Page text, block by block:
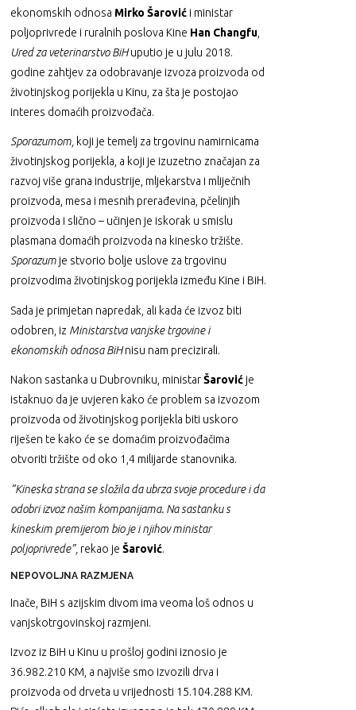
ekonomskih odnosa Mirko Šarović i ministar
poljoprivrede i ruralnih poslova Kine Han Changfu
Ured za veterinarstvo BiHuputio je u julu 2018.
godine zahtjev za odobravanje izvoza proizvoda od
životinjskog porijekla u Kinu, za šta je postojao
interes domaćih proizvođača.
Sporazumom, koji je temelj za trgovinu namirnicama
životinjskog porijekla, a koji je izuzetno značajan za
razvoj više grana industrije, mljekarstva i mliječnih
proizvoda, mesa i mesnih prerađevina, pčelinjih
proizvoda i slično – učinjen je iskorak u smislu
plasmana domaćih proizvoda na kinesko tržište.
Sporazum je stvorio bolje uslove za trgovinu
proizvodima životinjskog porijekla između Kine i BiH.
Sada je primjetan napredak, ali kada će izvoz biti
odobren, iz Ministarstva vanjske trgovine i
ekonomskih odnosa BiHnisu nam precizirali.
Nakon sastanka u Dubrovniku, ministarŠarović je
istaknuo da je uvjeren kako će problem sa izvozom
proizvoda od životinjskog porijekla biti uskoro
riješen te kako će se domaćim proizvođačima
otvoriti tržište od oko 1,4 milijarde stanovnika.
“Kineska strana se složila da ubrza svoje procedure i da
odobri izvoz našim kompanijama. Na sastanku s
kineskim premijerom bio je i njihov ministar
poljoprivrede”, rekao jeŠarović.
NEPOVOLJNA RAZMJENA
Inače, BiH s azijskim divom ima veoma loš odnos u
vanjskotrgovinskoj razmjeni.
Izvoz iz BiH u Kinu u prošloj godini iznosio je
36.982.210 KM, a najviše smo izvozili drva i
proizvoda od drveta u vrijednosti 15.104.288 KM.